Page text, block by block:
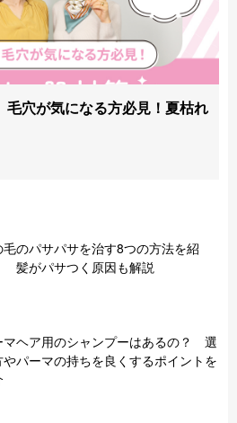
毛穴が気になる方必見！夏枯れ
毛のパサパサを治す8つの方法を紹
髪がパサつく原因も解説
マヘア用のシャンプーはあるの？ 選
やパーマの持ちを良くするポイントを